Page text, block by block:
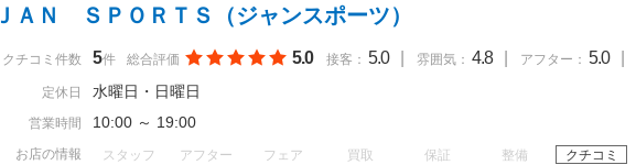
ＪＡＮ ＳＰＯＲＴＳ（ジャンスポーツ）
クチコミ件数 5件 総合評価 5.0 接客： 5.0 雰囲気： 4.8 アフター： 5.0
定休日 水曜日・日曜日
営業時間 10:00 ～ 19:00
お店の情報 スタッフ アフター フェア 買取 保証 整備 クチコミ